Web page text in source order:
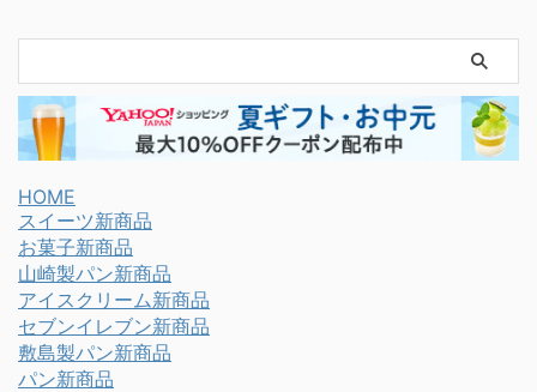
HOME
スイーツ新商品
お菓子新商品
山崎製パン新商品
アイスクリーム新商品
セブンイレブン新商品
敷島製パン新商品
パン新商品